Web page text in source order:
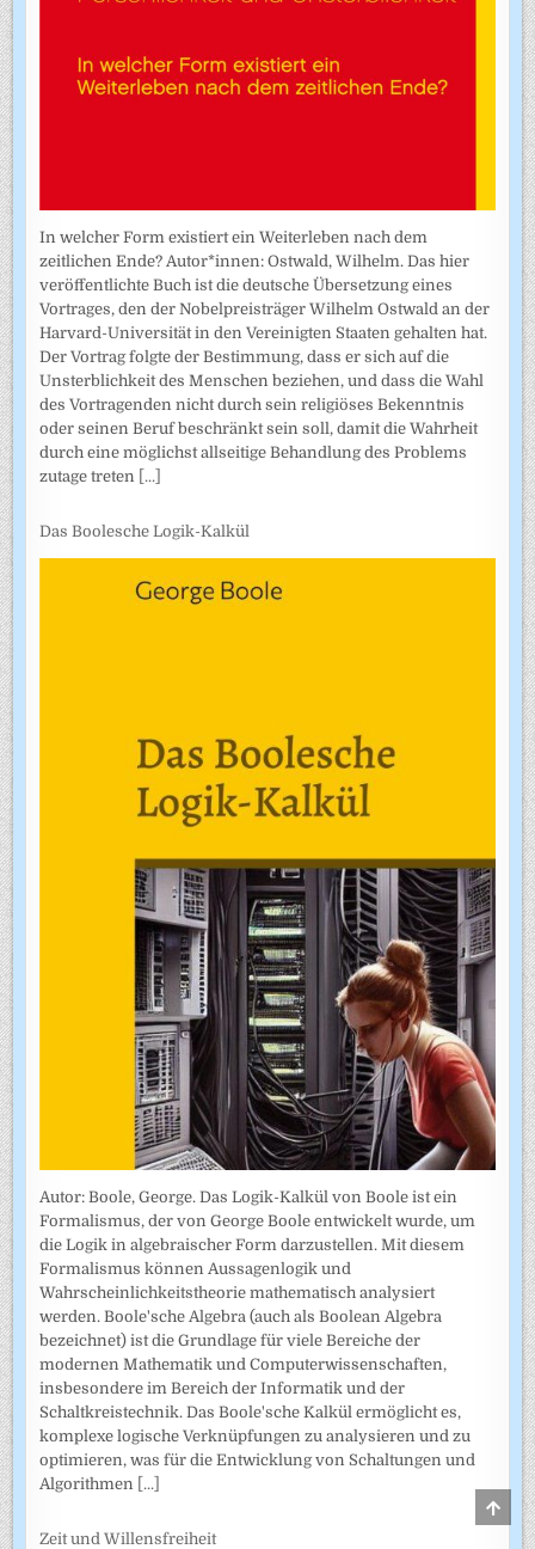
In welcher Form existiert ein Weiterleben nach dem
zeitlichen Ende? Autor*innen: Ostwald, Wilhelm. Das hier
veröffentlichte Buch ist die deutsche Übersetzung eines
Vortrages, den der Nobelpreisträger Wilhelm Ostwald an der
Harvard-Universität in den Vereinigten Staaten gehalten hat.
Der Vortrag folgte der Bestimmung, dass er sich auf die
Unsterblichkeit des Menschen beziehen, und dass die Wahl
des Vortragenden nicht durch sein religiöses Bekenntnis
oder seinen Beruf beschränkt sein soll, damit die Wahrheit
durch eine möglichst allseitige Behandlung des Problems
zutage treten [...]
Das Boolesche Logik-Kalkül
Autor: Boole, George. Das Logik-Kalkül von Boole ist ein
Formalismus, der von George Boole entwickelt wurde, um
die Logik in algebraischer Form darzustellen. Mit diesem
Formalismus können Aussagenlogik und
Wahrscheinlichkeitstheorie mathematisch analysiert
werden. Boole'sche Algebra (auch als Boolean Algebra
bezeichnet) ist die Grundlage für viele Bereiche der
modernen Mathematik und Computerwissenschaften,
insbesondere im Bereich der Informatik und der
Schaltkreistechnik. Das Boole'sche Kalkül ermöglicht es,
komplexe logische Verknüpfungen zu analysieren und zu
optimieren, was für die Entwicklung von Schaltungen und
Algorithmen [...]
Zeit und Willensfreiheit
TO
TOP